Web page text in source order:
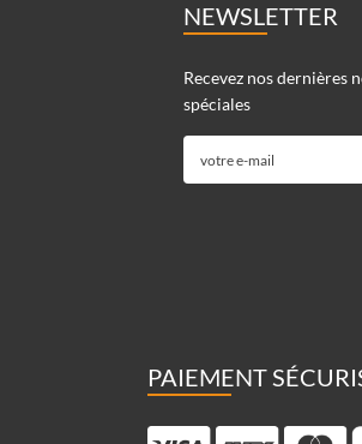
NEWSLETTER
Recevez nos dernières
spéciales
PAIEMENT